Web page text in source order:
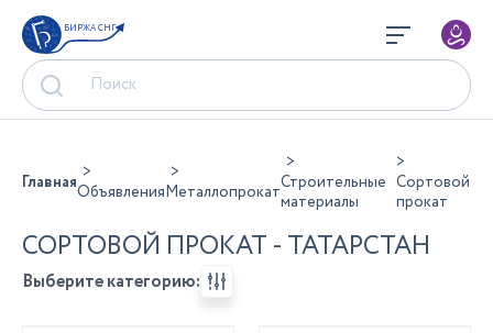
БИРЖА СНГ
ГлавнаяОбъявленияМеталлопрокатСтроительные
материалы
Сортовой
прокат
СОРТОВОЙ ПРОКАТ - ТАТАРСТАН
Выберите категорию: